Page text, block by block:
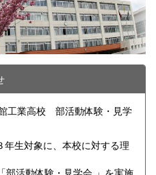
工業高校 部活動体験・見学
生対象に、本校に対する理
部活動体験・見学会 」を実施